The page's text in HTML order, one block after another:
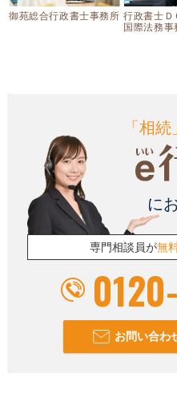
御苑総合行政書士事務所 行政書士Ｄ
国際法務事
「相続」
に
専門相談員が無
お問い合わ